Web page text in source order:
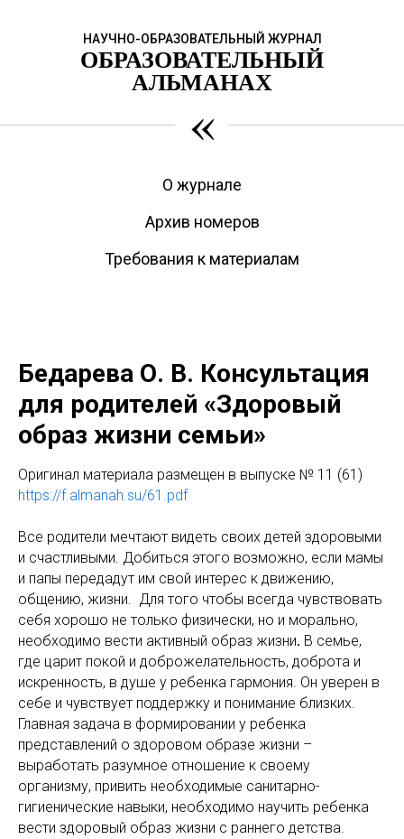
НАУЧНО-ОБРАЗОВАТЕЛЬНЫЙ ЖУРНАЛ
ОБРАЗОВАТЕЛЬНЫЙ
АЛЬМАНАХ
«
О журнале
Архив номеров
Требования к материалам
Бедарева О. В. Консультация
для родителей «Здоровый
образ жизни семьи»
Оригинaл материала размещен в выпуске № 11 (61)
https://f.almanah.su/61.pdf
Все родители мечтают видеть своих детей здоровыми
и счастливыми. Добиться этого возможно, если мамы
и папы передадут им свой интерес к движению,
общению, жизни. Для того чтобы всегда чувствовать
себя хорошо не только физически, но и морально,
необходимо вести активный образ жизни. В семье,
где царит покой и доброжелательность, доброта и
искренность, в душе у ребенка гармония. Он уверен в
себе и чувствует поддержку и понимание близких.
Главная задача в формировании у ребенка
представлений о здоровом образе жизни –
выработать разумное отношение к своему
организму, привить необходимые санитарно-
гигиенические навыки, необходимо научить ребенка
вести здоровый образ жизни с раннего детства.